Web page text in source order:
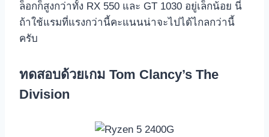
ล็อกก็สูงกว่าทั้ง RX 550 และ GT 1030 อยู่เล็กน้อย นี่
ถ้าใช้แรมที่แรงกว่านี้คะแนนน่าจะไปได้ไกลกว่านี้
ครับ
ทดสอบด้วยเกม Tom Clancy’s The
Division